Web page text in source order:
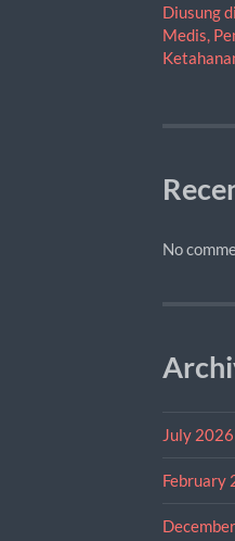
Diusung
Medis,
No
July 2026
February